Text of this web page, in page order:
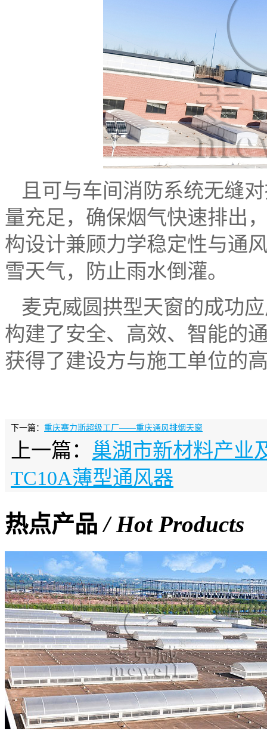
且可与车间消防系统无缝
量充足，确保烟气快速排出
构设计兼顾力学稳定性与通
雪天气，防止雨水倒灌。
麦克威圆拱型天窗的成功
构建了安全、高效、智能的
获得了建设方与施工单位的
下一篇： 重庆赛力斯超级工厂——重庆通风排烟天窗
上一篇： 巢湖市新材料产
TC10A薄型通风器
热点产品/ Hot Products